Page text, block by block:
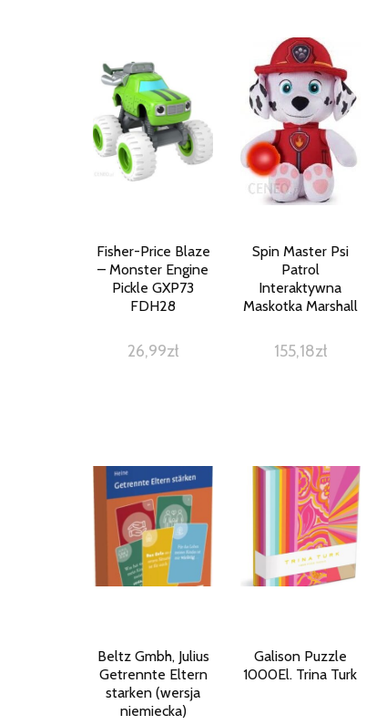
Fisher-Price Blaze
– Monster Engine
Pickle GXP73
FDH28
26,99zł
Spin Master Psi
Patrol
Interaktywna
Maskotka Marshall
155,18zł
Beltz Gmbh, Julius
Getrennte Eltern
starken (wersja
niemiecka)
Galison Puzzle
1000El. Trina Turk